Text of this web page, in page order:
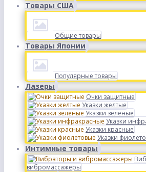
Товары США
Общие товары
Товары Японии
Популярные товары
Лазеры
Очки защитные
Указки желтые
Указки зелёные
Указки
Указки красные
Указки
Интимные товары
вибромассажеры